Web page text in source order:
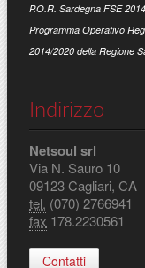
P.O.R. Sardegna FSE
Programma Operativo
2014/2020 della Regione
Indirizzo
Netsoul srl
Via N. Sauro 10
09123 Cagliari, CA
tel. (070) 2766941
fax 178.2230561
Contatti